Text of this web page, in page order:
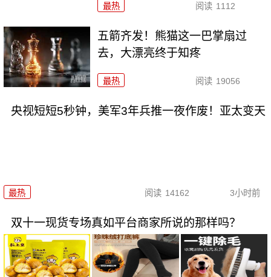
最热 阅读 1112
五箭齐发！熊猫这一巴掌扇过
去，大漂亮终于知疼
最热 阅读 19056
央视短短5秒钟，美军3年兵推一夜作废！亚太变天
最热 阅读 14162 3小时前
双十一现货专场真如平台商家所说的那样吗？